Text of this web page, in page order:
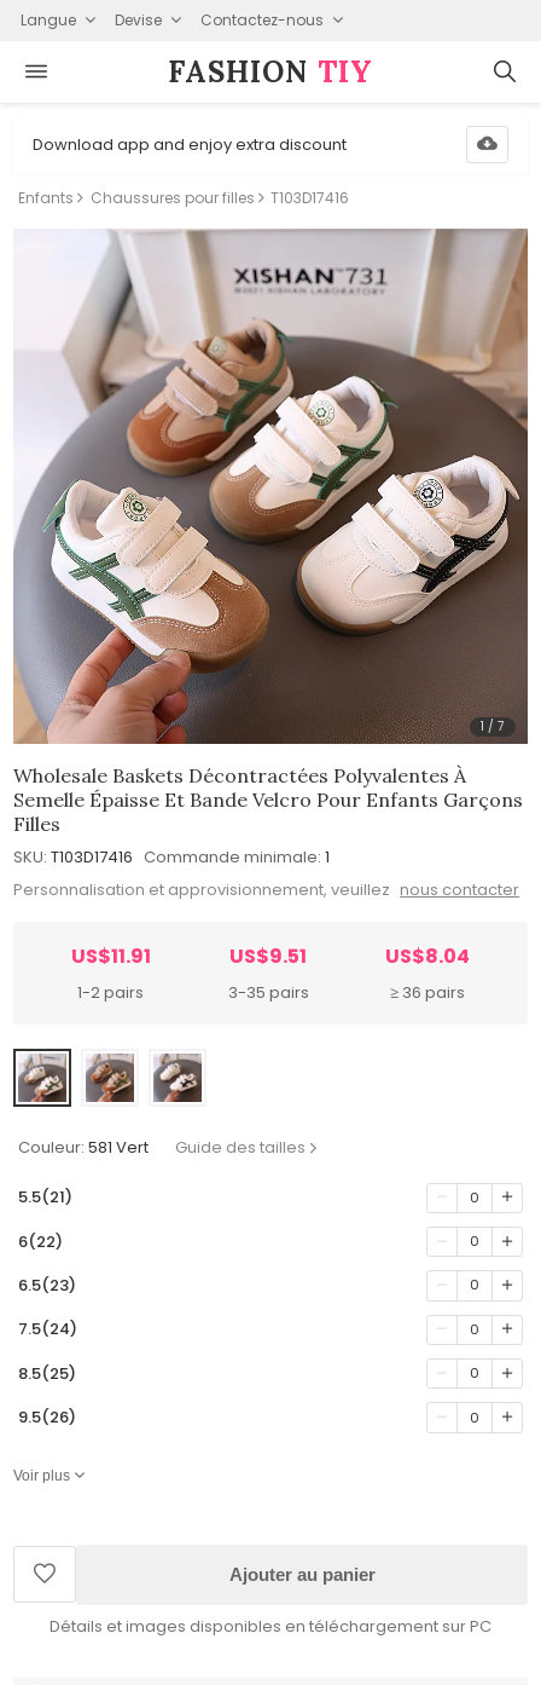
Langue Devise Contactez-nous
FASHION⁠ TIY
Download app and enjoy extra discount
Enfants Chaussures pour filles T103D17416
1 /7
Wholesale Baskets Décontractées Polyvalentes À
Semelle Épaisse Et Bande Velcro Pour Enfants Garçons
Filles
SKU: T103D17416 Commande minimale: 1
Personnalisation et approvisionnement, veuillez nous contacter
US$11.91
1-2 pairs
US$9.51
3-35 pairs
US$8.04
≥ 36 pairs
Couleur: 581 Vert Guide des tailles
5.5(21) 0
6(22) 0
6.5(23) 0
7.5(24) 0
8.5(25) 0
9.5(26) 0
Voir plus
Ajouter au panier
Détails et images disponibles en téléchargement sur PC